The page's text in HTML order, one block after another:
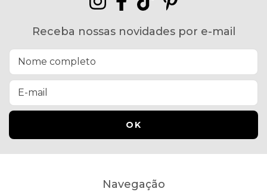
Receba nossas novidades por e-mail
Navegação